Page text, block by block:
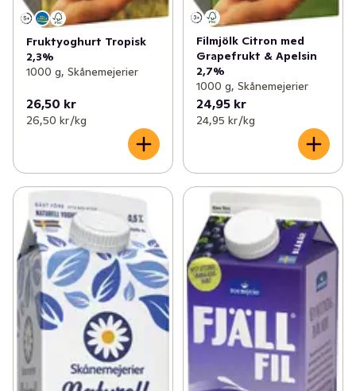
Fruktyoghurt Tropisk
2,3%
1000 g, Skånemejerier
26,50 kr
26,50 kr /kg
Filmjölk Citron med
Grapefrukt & Apelsin
2,7%
1000 g, Skånemejerier
24,95 kr
24,95 kr /kg